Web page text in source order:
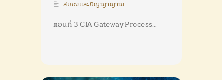
สมองและปัญญาญาณ
ตอนที่ 3 CIA Gateway Process…